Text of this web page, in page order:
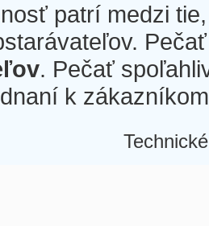
patrí medzi
. Pečať
k